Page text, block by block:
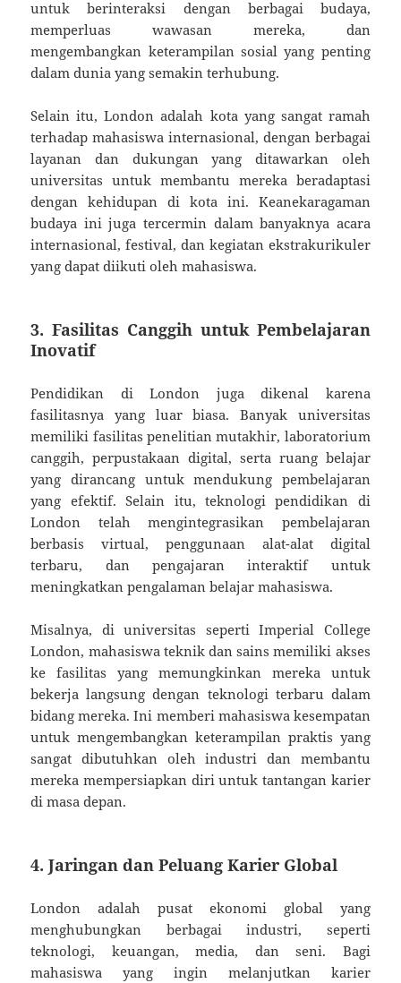
untuk berinteraksi dengan berbagai budaya,
memperluas wawasan mereka, dan
mengembangkan keterampilan sosial yang penting
dalam dunia yang semakin terhubung.
Selain itu, London adalah kota yang sangat ramah
terhadap mahasiswa internasional, dengan berbagai
layanan dan dukungan yang ditawarkan oleh
universitas untuk membantu mereka beradaptasi
dengan kehidupan di kota ini. Keanekaragaman
budaya ini juga tercermin dalam banyaknya acara
internasional, festival, dan kegiatan ekstrakurikuler
yang dapat diikuti oleh mahasiswa.
3. Fasilitas Canggih untuk Pembelajaran
Inovatif
Pendidikan di London juga dikenal karena
fasilitasnya yang luar biasa. Banyak universitas
memiliki fasilitas penelitian mutakhir, laboratorium
canggih, perpustakaan digital, serta ruang belajar
yang dirancang untuk mendukung pembelajaran
yang efektif. Selain itu, teknologi pendidikan di
London telah mengintegrasikan pembelajaran
berbasis virtual, penggunaan alat-alat digital
terbaru, dan pengajaran interaktif untuk
meningkatkan pengalaman belajar mahasiswa.
Misalnya, di universitas seperti Imperial College
London, mahasiswa teknik dan sains memiliki akses
ke fasilitas yang memungkinkan mereka untuk
bekerja langsung dengan teknologi terbaru dalam
bidang mereka. Ini memberi mahasiswa kesempatan
untuk mengembangkan keterampilan praktis yang
sangat dibutuhkan oleh industri dan membantu
mereka mempersiapkan diri untuk tantangan karier
di masa depan.
4. Jaringan dan Peluang Karier Global
London adalah pusat ekonomi global yang
menghubungkan berbagai industri, seperti
teknologi, keuangan, media, dan seni. Bagi
mahasiswa yang ingin melanjutkan karier